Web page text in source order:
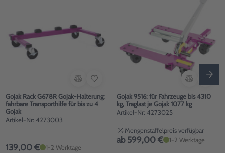
Gojak Rack G678R Gojak-Halterung:
fahrbare Transporthilfe für bis zu 4
Gojak
Artikel-Nr: 4273003
139,00 € 1-2 Werktage
Gojak 9516: für Fahrzeuge bis 4310
kg, Traglast je Gojak 1077 kg
Artikel-Nr: 4273025
Mengenstaffelpreis verfügbar
ab 599,00 € 1-2 Werktage